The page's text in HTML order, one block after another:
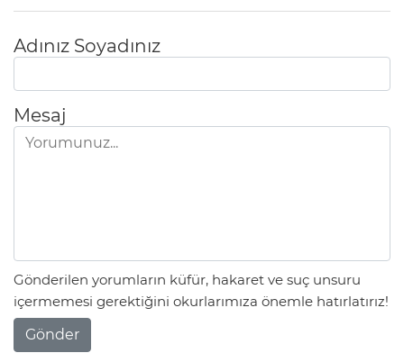
Adınız Soyadınız
Mesaj
Gönderilen yorumların küfür, hakaret ve suç unsuru
içermemesi gerektiğini okurlarımıza önemle hatırlatırız!
Gönder